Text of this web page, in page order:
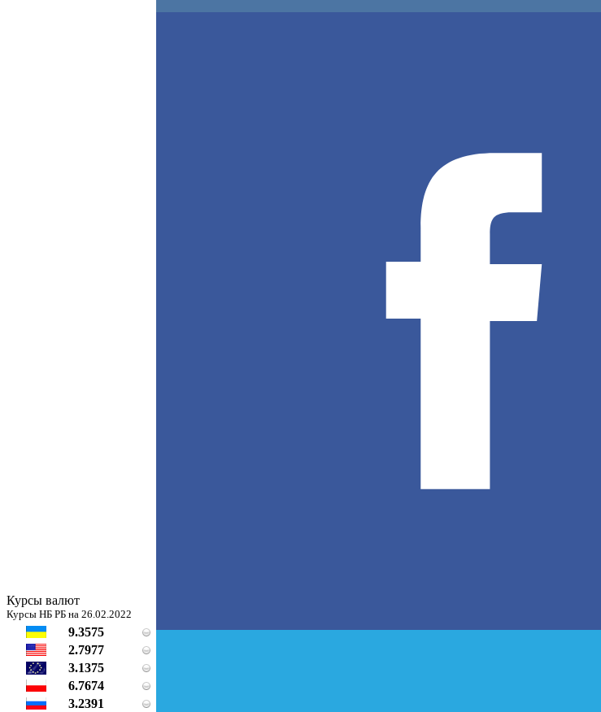
Курсы валют
Курсы НБ РБ на 26.02.2022
9.3575
2.7977
3.1375
6.7674
3.2391